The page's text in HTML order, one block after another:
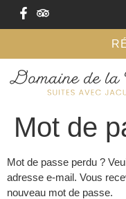
Mot de
Mot de passe perdu ?
adresse e-mail. Vous
nouveau mot de passe.